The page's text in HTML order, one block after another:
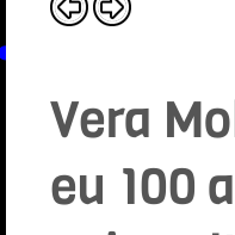
Vera
eu 100